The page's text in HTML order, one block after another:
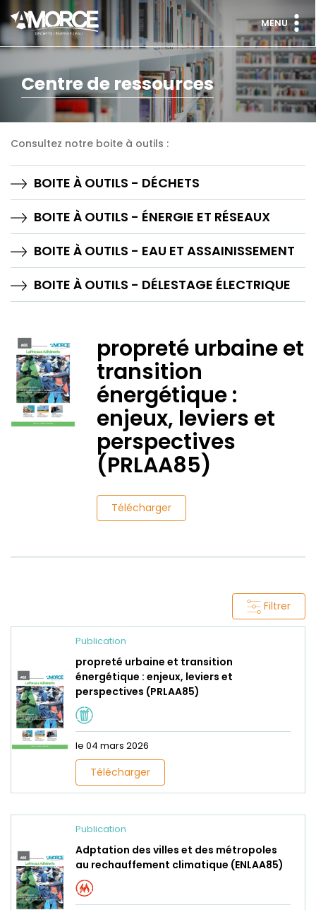
MENU
Centre de ressources
Consultez notre boite à outils :
BOITE À OUTILS - DÉCHETS
BOITE À OUTILS - ÉNERGIE ET RÉSEAUX
BOITE À OUTILS - EAU ET ASSAINISSEMENT
BOITE À OUTILS - DÉLESTAGE ÉLECTRIQUE
propreté urbaine et
transition
énergétique :
enjeux, leviers et
perspectives
(PRLAA85)
Télécharger
Filtrer
Publication
propreté urbaine et transition
énergétique : enjeux, leviers et
perspectives (PRLAA85)
le 04 mars 2026
Télécharger
Publication
Adptation des villes et des métropoles
au rechauffement climatique (ENLAA85)